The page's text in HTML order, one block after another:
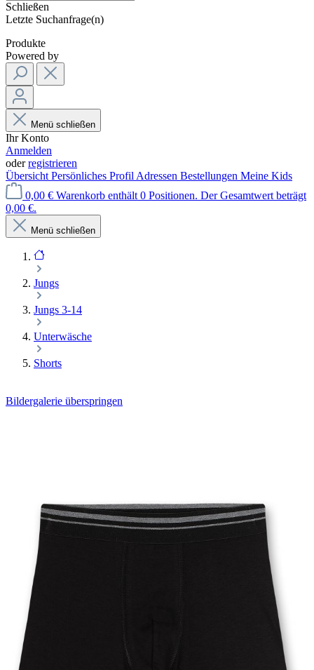
Schließen
Letzte Suchanfrage(n)
Produkte
Powered by
Menü schließen
Ihr Konto
Anmelden
oderregistrieren
Übersicht Persönliches Profil Adressen Bestellungen Meine Kids
0,00 € Warenkorb enthält 0 Positionen. Der Gesamtwert beträgt
0,00 €.
Menü schließen
Jungs
Jungs 3-14
Unterwäsche
Shorts
Bildergalerie überspringen